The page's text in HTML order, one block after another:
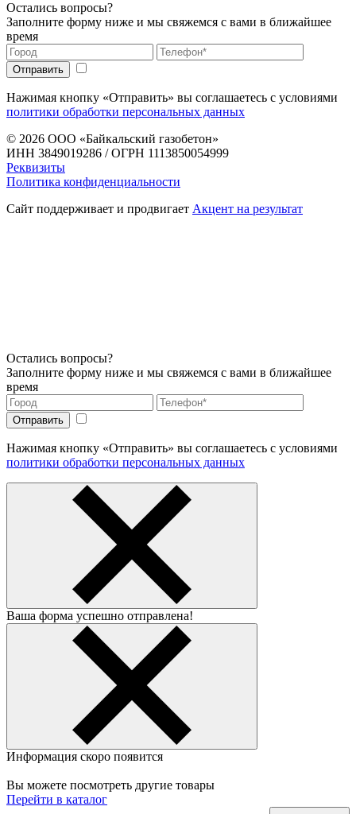
Остались вопросы?
Заполните форму ниже и мы свяжемся с вами в ближайшее
время
Нажимая кнопку «Отправить» вы соглашаетесь с условиями
политики обработки персональных данных
© 2026 ООО «Байкальский газобетон»
ИНН 3849019286 / ОГРН 1113850054999
Реквизиты
Политика конфиденциальности
Сайт поддерживает и продвигает Акцент на результат
Остались вопросы?
Заполните форму ниже и мы свяжемся с вами в ближайшее
время
Нажимая кнопку «Отправить» вы соглашаетесь с условиями
политики обработки персональных данных
Ваша форма успешно отправлена!
Информация скоро появится
Вы можете посмотреть другие товары
Перейти в каталог